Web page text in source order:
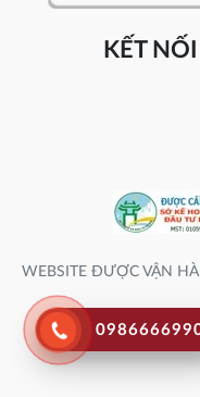
KẾT
WEBSITE ĐƯỢC VẬN